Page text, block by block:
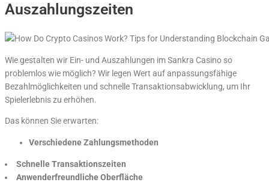
Auszahlungszeiten
Wie gestalten wir Ein- und Auszahlungen im Sankra Casino so
problemlos wie möglich? Wir legen Wert auf anpassungsfähige
Bezahlmöglichkeiten und schnelle Transaktionsabwicklung, um Ihr
Spielerlebnis zu erhöhen.
Das können Sie erwarten:
Verschiedene Zahlungsmethoden
Schnelle Transaktionszeiten
Anwenderfreundliche Oberfläche